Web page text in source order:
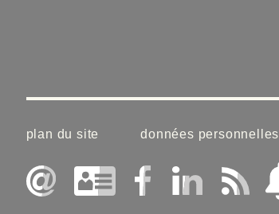
plan du site données personnelles